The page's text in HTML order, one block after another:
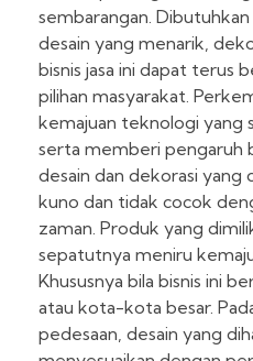
sembarangan.
desain yang menarik,
bisnis jasa ini dapat terus
pilihan masyarakat.
kemajuan teknologi yang
serta memberi pengaruh
desain dan dekorasi yang
kuno dan tidak cocok
zaman. Produk yang
sepatutnya meniru
Khususnya bila bisnis ini
atau kota-kota besar.
pedesaan, desain yang